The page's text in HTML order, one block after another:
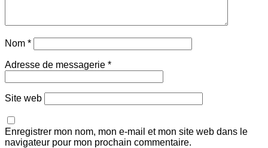
Nom *
Adresse de messagerie *
Site web
Enregistrer mon nom, mon e-mail et mon site web dans le
navigateur pour mon prochain commentaire.